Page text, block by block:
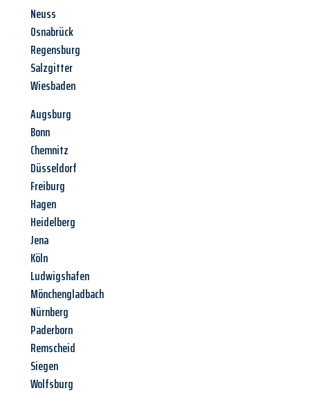
Neuss
Osnabrück
Regensburg
Salzgitter
Wiesbaden
Augsburg
Bonn
Chemnitz
Düsseldorf
Freiburg
Hagen
Heidelberg
Jena
Köln
Ludwigshafen
Mönchengladbach
Nürnberg
Paderborn
Remscheid
Siegen
Wolfsburg